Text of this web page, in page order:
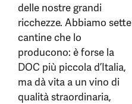
delle nostre grandi
ricchezze. Abbiamo sette
cantine che lo
producono: è forse la
DOC più piccola d’Italia,
ma dà vita a un vino di
qualità straordinaria,